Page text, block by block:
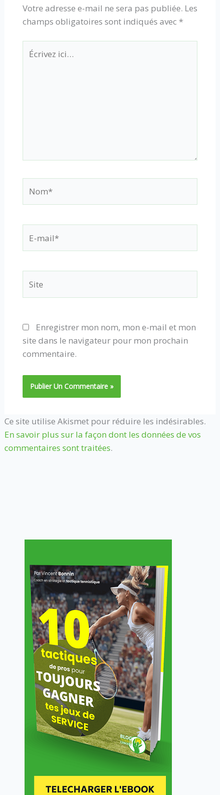
Votre adresse e-mail ne sera pas publiée. Les
champs obligatoires sont indiqués avec *
Écrivez
ici…
mail*
Enregistrer mon nom, mon e-mail et mon
site dans le navigateur pour mon prochain
commentaire.
Ce site utilise Akismet pour réduire les indésirables.
En savoir plus sur la façon dont les données de vos
commentaires sont traitées.